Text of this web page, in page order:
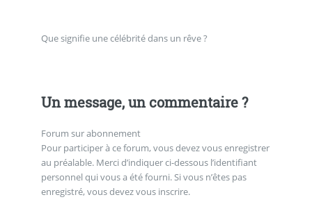
Que signifie une célébrité dans un rêve ?
Un message, un commentaire ?
Forum sur abonnement
Pour participer à ce forum, vous devez vous enregistrer
au préalable. Merci d’indiquer ci-dessous l’identifiant
personnel qui vous a été fourni. Si vous n’êtes pas
enregistré, vous devez vous inscrire.